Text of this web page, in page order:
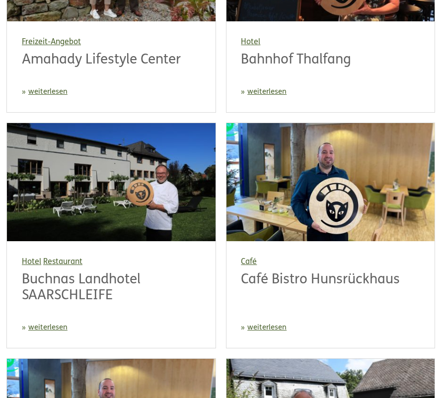
Freizeit-Angebot
Amahady Lifestyle Center
weiterlesen
Hotel
Bahnhof Thalfang
weiterlesen
Hotel Restaurant
Buchnas Landhotel
SAARSCHLEIFE
weiterlesen
Café
Café Bistro Hunsrückhaus
weiterlesen